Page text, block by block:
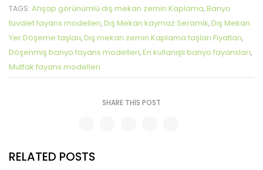
TAGS: Ahşap görünümlü dış mekan zemin Kaplama,Banyo
tuvalet fayans modelleri,Dış Mekan kaymaz Seramik,Dış Mekan
Yer Döşeme taşları,Dış mekan zemin Kaplama taşları Fiyatları,
Döşenmiş banyo fayans modelleri,En kullanışlı banyo fayansları,
Mutfak fayans modelleri
SHARE THIS POST
RELATED POSTS